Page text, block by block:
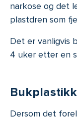
narkose og det
plastdren som
Det er vanligvis
4 uker etter en
Dersom det